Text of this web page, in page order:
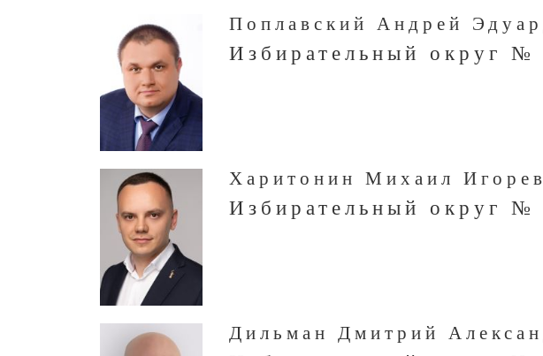
Поплавский Андрей
Избирательный округ №
Харитонин Михаил
Избирательный округ №
Дильман Дмитрий